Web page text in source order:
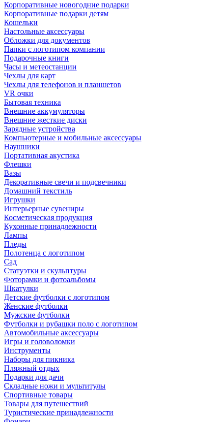
Корпоративные новогодние подарки
Корпоративные подарки детям
Кошельки
Настольные аксессуары
Обложки для документов
Папки с логотипом компании
Подарочные книги
Часы и метеостанции
Чехлы для карт
Чехлы для телефонов и планшетов
VR очки
Бытовая техника
Внешние аккумуляторы
Внешние жесткие диски
Зарядные устройства
Компьютерные и мобильные аксессуары
Наушники
Портативная акустика
Флешки
Вазы
Декоративные свечи и подсвечники
Домашний текстиль
Игрушки
Интерьерные сувениры
Косметическая продукция
Кухонные принадлежности
Лампы
Пледы
Полотенца с логотипом
Сад
Статуэтки и скульптуры
Фоторамки и фотоальбомы
Шкатулки
Детские футболки с логотипом
Женские футболки
Мужские футболки
Футболки и рубашки поло с логотипом
Автомобильные аксессуары
Игры и головоломки
Инструменты
Наборы для пикника
Пляжный отдых
Подарки для дачи
Складные ножи и мультитулы
Спортивные товары
Товары для путешествий
Туристические принадлежности